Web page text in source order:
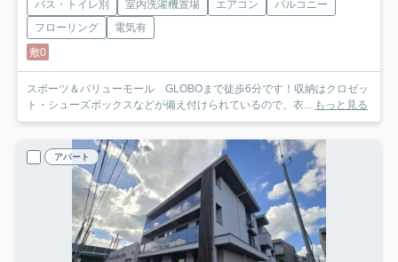
バス・トイレ別 室内洗濯機置場 エアコン
バルコニー
フローリング
電気有
敷0
スポーツ＆バリューモール GLOBOまで徒歩6分です！収納はクロゼッ
ト・シューズボックスなどが備え付けられているので、衣... もっと見る
アパート